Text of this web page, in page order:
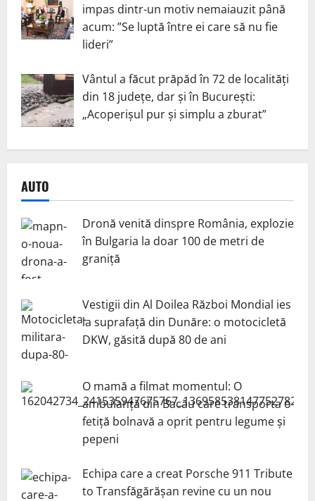
impas dintr-un motiv nemaiauzit până
acum: ”Se luptă între ei care să nu fie
lideri”
Vântul a făcut prăpăd în 72 de localități
din 18 județe, dar și în București:
„Acoperișul pur și simplu a zburat”
AUTO
Dronă venită dinspre România, explozie
în Bulgaria la doar 100 de metri de
graniță
Vestigii din Al Doilea Război Mondial ies
la suprafață din Dunăre: o motocicletă
DKW, găsită după 80 de ani
O mamă a filmat momentul: O
ambulanță din Bacău care transporta o
fetiță bolnavă a oprit pentru legume și
pepeni
Echipa care a creat Porsche 911 Tribute
to Transfăgărășan revine cu un nou